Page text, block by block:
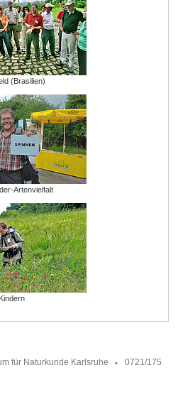
(Brasilien)
Artenvielfalt
für Naturkunde Karlsruhe
0721/175